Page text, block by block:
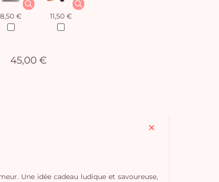
45,00 €
8,50 € 11,50 €
Une idée cadeau ludique et savoureuse,